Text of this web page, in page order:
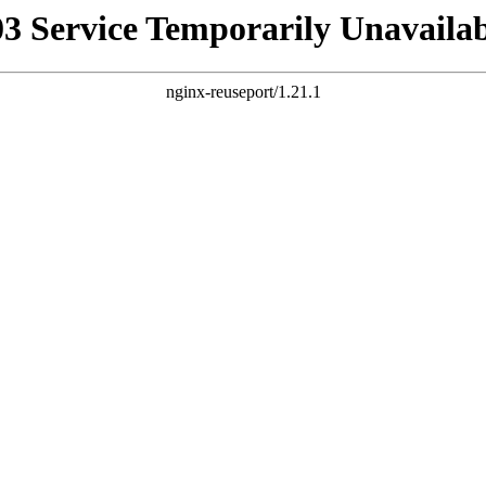
Service Temporarily
nginx-reuseport/1.21.1